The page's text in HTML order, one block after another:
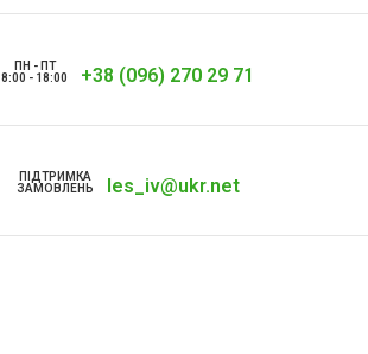
ПН - ПТ
8:00 - 18:00
+38 (096) 270 29 71
ПІДТРИМКА
ЗАМОВЛЕНЬ
les_iv@ukr.net